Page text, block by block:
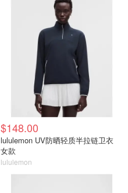
$148.00
lululemon UV防晒轻质半拉链卫衣
女款
lululemon